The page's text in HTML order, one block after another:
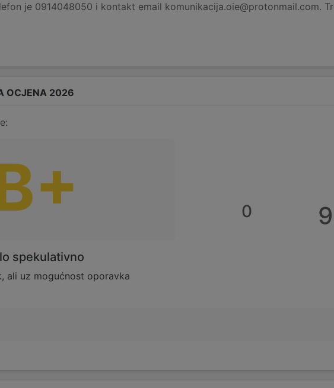
je 0914048050 i kontakt email komunikacija.oie@protonmail.com.
OCJENA 2026
spekulativno
ali uz mogućnost oporavka
0